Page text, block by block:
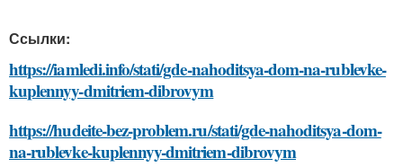
Ссылки:
https://iamledi.info/stati/gde-nahoditsya-dom-na-rublevke-
kuplennyy-dmitriem-dibrovym
https://hudeite-bez-problem.ru/stati/gde-nahoditsya-dom-
na-rublevke-kuplennyy-dmitriem-dibrovym